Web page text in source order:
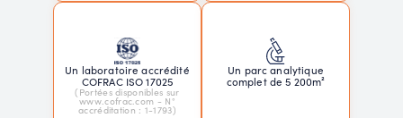
Un laboratoire accrédité
COFRAC ISO 17025
(Portées disponibles sur
www.cofrac.com - N°
accréditation : 1-1793)
Un parc analytique
complet de 5 200m²